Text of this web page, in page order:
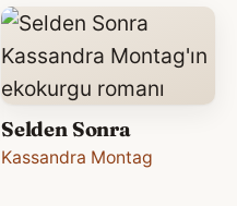
Selden Sonra
Kassandra Montag